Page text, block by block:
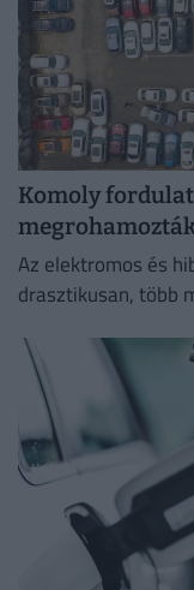
Komoly
Az elektromos és
drasztikusan, több